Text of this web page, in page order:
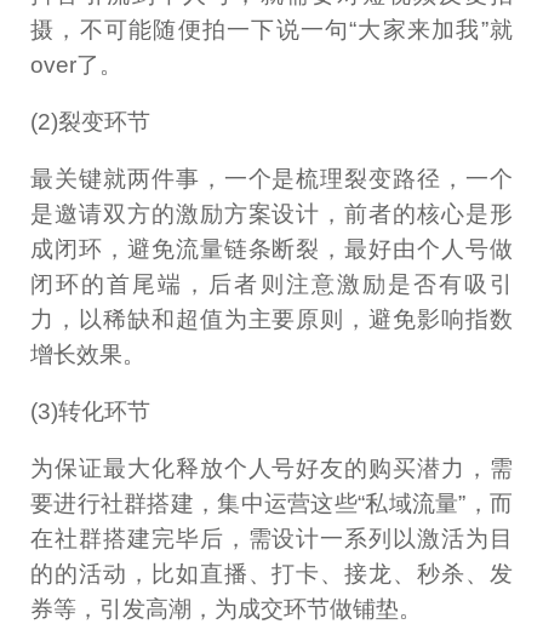
摄，不可能随便拍一下说一句“大家来加我”就
over了。
(2)裂变环节
最关键就两件事，一个是梳理裂变路径，一个
是邀请双方的激励方案设计，前者的核心是形
成闭环，避免流量链条断裂，最好由个人号做
闭环的首尾端，后者则注意激励是否有吸引
力，以稀缺和超值为主要原则，避免影响指数
增长效果。
(3)转化环节
为保证最大化释放个人号好友的购买潜力，需
要进行社群搭建，集中运营这些“私域流量”，而
在社群搭建完毕后，需设计一系列以激活为目
的的活动，比如直播、打卡、接龙、秒杀、发
券等，引发高潮，为成交环节做铺垫。